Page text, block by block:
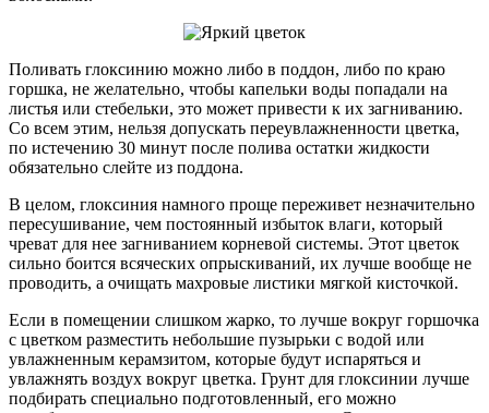
Поливать глоксинию можно либо в поддон, либо по краю
горшка, не желательно, чтобы капельки воды попадали на
листья или стебельки, это может привести к их загниванию.
Со всем этим, нельзя допускать переувлажненности цветка,
по истечению 30 минут после полива остатки жидкости
обязательно слейте из поддона.
В целом, глоксиния намного проще переживет незначительно
пересушивание, чем постоянный избыток влаги, который
чреват для нее загниванием корневой системы. Этот цветок
сильно боится всяческих опрыскиваний, их лучше вообще не
проводить, а очищать махровые листики мягкой кисточкой.
Если в помещении слишком жарко, то лучше вокруг горшочка
с цветком разместить небольшие пузырьки с водой или
увлажненным керамзитом, которые будут испаряться и
увлажнять воздух вокруг цветка. Грунт для глоксинии лучше
подбирать специально подготовленный, его можно